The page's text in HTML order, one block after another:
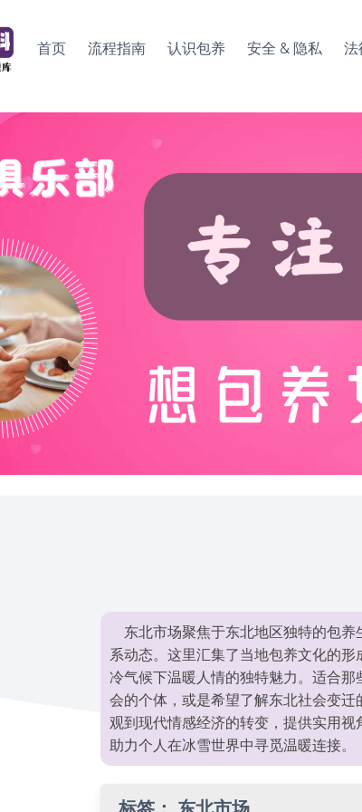
首页 流程指南 认识包养 安全 & 隐私 法
东北市场聚焦于东北地区独特的包
系动态。这里汇集了当地包养文化的
冷气候下温暖人情的独特魅力。适合
会的个体，或是希望了解东北社会变
观到现代情感经济的转变，提供实用视
助力个人在冰雪世界中寻觅温暖连接。